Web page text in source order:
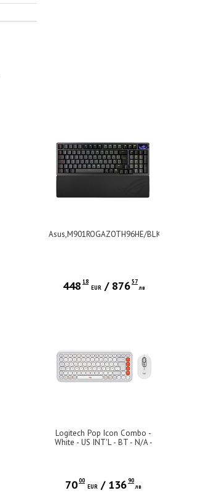
Asus,M901ROGAZOTH96HE/BLK/HFXV2/US/PBT
448 18
EUR / 87657
лв
Logitech Pop Icon Combo -
White - US INT'L - BT - N/A -
7000
EUR / 13690
лв